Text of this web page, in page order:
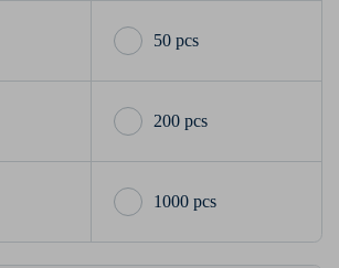
50 pcs
200 pcs
1000 pcs